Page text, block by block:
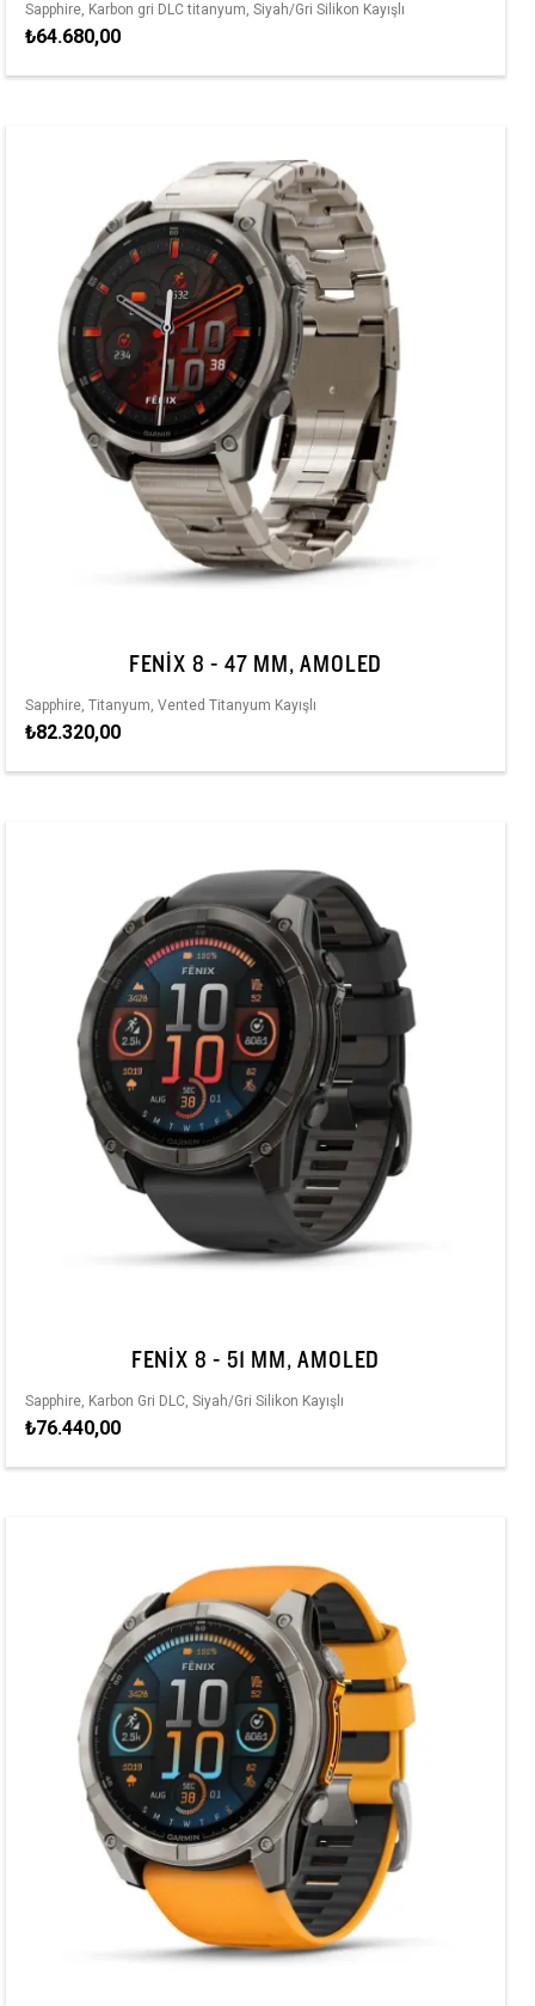
Sapphire, Karbon gri DLC titanyum, Siyah/Gri Silikon Kayışlı
₺64.680,00
FENIX 8 - 47 MM, AMOLED
Sapphire, Titanyum, Vented Titanyum Kayışlı
₺82.320,00
FENIX 8 - 51 MM, AMOLED
Sapphire, Karbon Gri DLC, Siyah/Gri Silikon Kayışlı
₺76.440,00